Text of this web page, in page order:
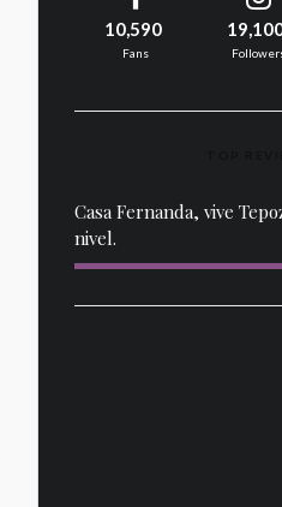
10,590
Fans
Casa Fernanda, vive
nivel.